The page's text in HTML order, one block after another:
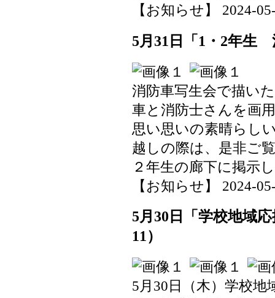
【お知らせ】 2024-
5月31日「1・2年生
消防車写生会で描い
車と消防士さんを画
思い思いの素晴らし
越しの際は、是非ご
２年生の廊下に掲示
【お知らせ】 2024-
5月30日「学校地域
11）
5月30日（木）学校地